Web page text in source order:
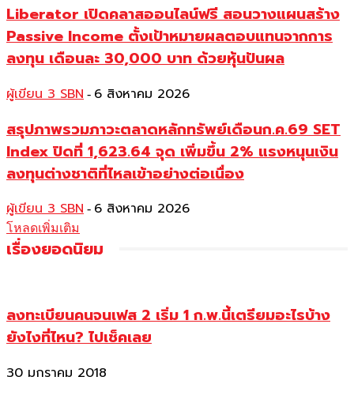
Liberator เปิดคลาสออนไลน์ฟรี สอนวางแผนสร้าง
Passive Income ตั้งเป้าหมายผลตอบแทนจากการ
ลงทุน เดือนละ 30,000 บาท ด้วยหุ้นปันผล
ผู้เขียน 3 SBN - 6 สิงหาคม 2026
สรุปภาพรวมภาวะตลาดหลักทรัพย์เดือนก.ค.69 SET
Index ปิดที่ 1,623.64 จุด เพิ่มขึ้น 2% แรงหนุนเงิน
ลงทุนต่างชาติที่ไหลเข้าอย่างต่อเนื่อง
ผู้เขียน 3 SBN - 6 สิงหาคม 2026
โหลดเพิ่มเติม
เรื่องยอดนิยม
ลงทะเบียนคนจนเฟส 2 เริ่ม 1 ก.พ.นี้เตรียมอะไรบ้าง
ยังไงที่ไหน? ไปเช็คเลย
30 มกราคม 2018